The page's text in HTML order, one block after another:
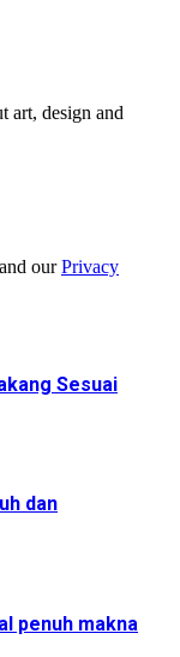
art, design and
ourPrivacy
Sesuai
dan
penuh makna